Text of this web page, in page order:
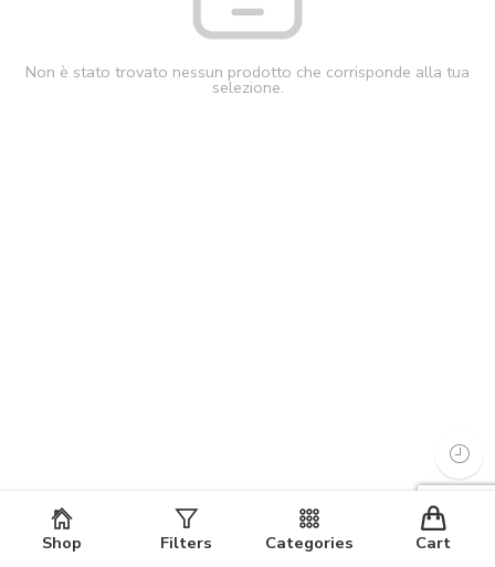
Non è stato trovato nessun prodotto che corrisponde alla tua
selezione.
Shop Filters Categories Cart